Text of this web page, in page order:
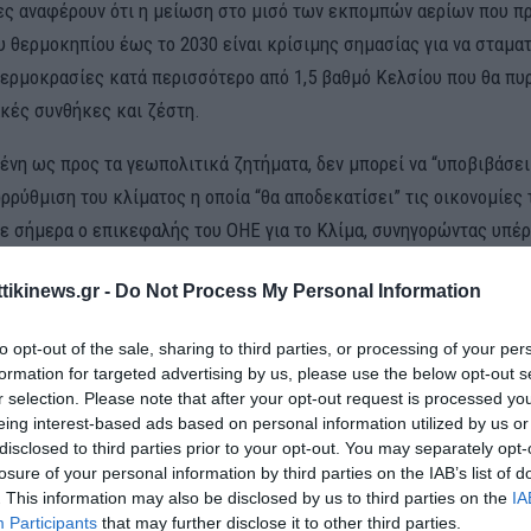
- Do Not Process My Personal Information
opt-out of the sale, sharing to third parties, or processing of your
for targeted advertising by us, please use the below opt-out
selection. Please note that after your opt-out request is processed
interest-based ads based on personal information utilized by us
to third parties prior to your opt-out. You may separately
of your personal information by third parties on the IAB’s list of
This information may also be disclosed by us to third parties on the
Participants that may further disclose it to other third parties.
αναφέρουν ότι η μείωση στο μισό των εκπομπών αερίων που
θερμοκηπίου έως το 2030 είναι κρίσιμης σημασίας για να
κατά περισσότερο από 1,5 βαθμό Κελσίου που θα
συνθήκες και ζέστη.
ως προς τα γεωπολιτικά ζητήματα, δεν μπορεί να
του κλίματος η οποία “θα αποδεκατίσει” τις οικονομίες
σήμερα ο επικεφαλής του ΟΗΕ για το Κλίμα, συνηγορώντας υπέρ
ευθύνης στους άλλους δεν είναι στρατηγική” και “η υποβίβαση
δεν είναι η λύση σε μια απορρύθμιση που θα αποδεκατίσει κάθε
και η οποία άρχισε ήδη να προκαλεί ζημιές”, δήλωσε ο Σάιμον
στο Λονδίνο.
οι υπουργοί Οικονομικών των χωρών της G20 ολοκλήρωσαν τη